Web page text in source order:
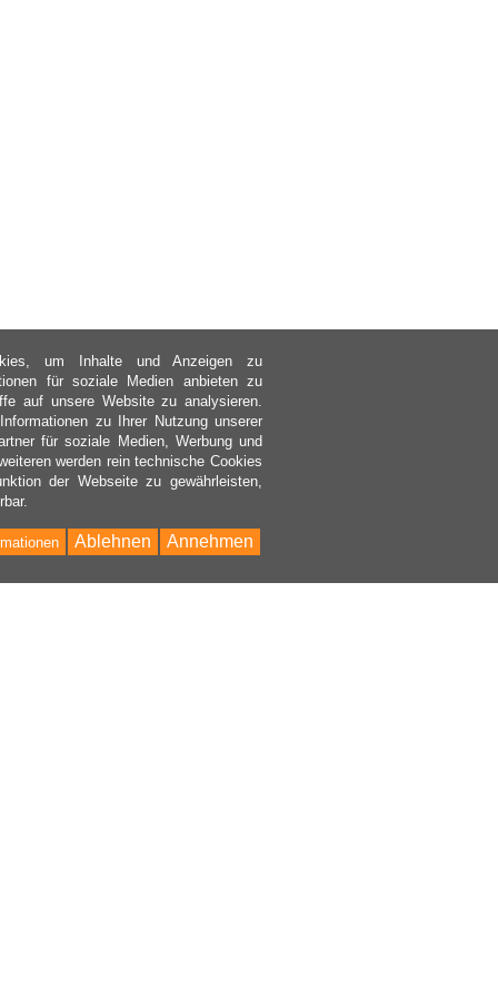
um Inhalte und Anzeigen zu
für soziale Medien anbieten zu
auf unsere Website zu analysieren.
zu Ihrer Nutzung unserer
für soziale Medien, Werbung und
werden rein technische Cookies
der Webseite zu gewährleisten,
Annehmen
Ablehnen